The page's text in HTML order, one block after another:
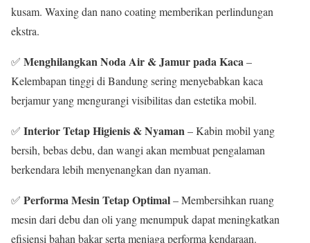
kusam. Waxing dan nano coating memberikan perlindungan
ekstra.
✅ Menghilangkan Noda Air & Jamur pada Kaca –
Kelembapan tinggi di Bandung sering menyebabkan kaca
berjamur yang mengurangi visibilitas dan estetika mobil.
✅ Interior Tetap Higienis & Nyaman – Kabin mobil yang
bersih, bebas debu, dan wangi akan membuat pengalaman
berkendara lebih menyenangkan dan nyaman.
✅ Performa Mesin Tetap Optimal– Membersihkan ruang
mesin dari debu dan oli yang menumpuk dapat meningkatkan
efisiensi bahan bakar serta menjaga performa kendaraan.